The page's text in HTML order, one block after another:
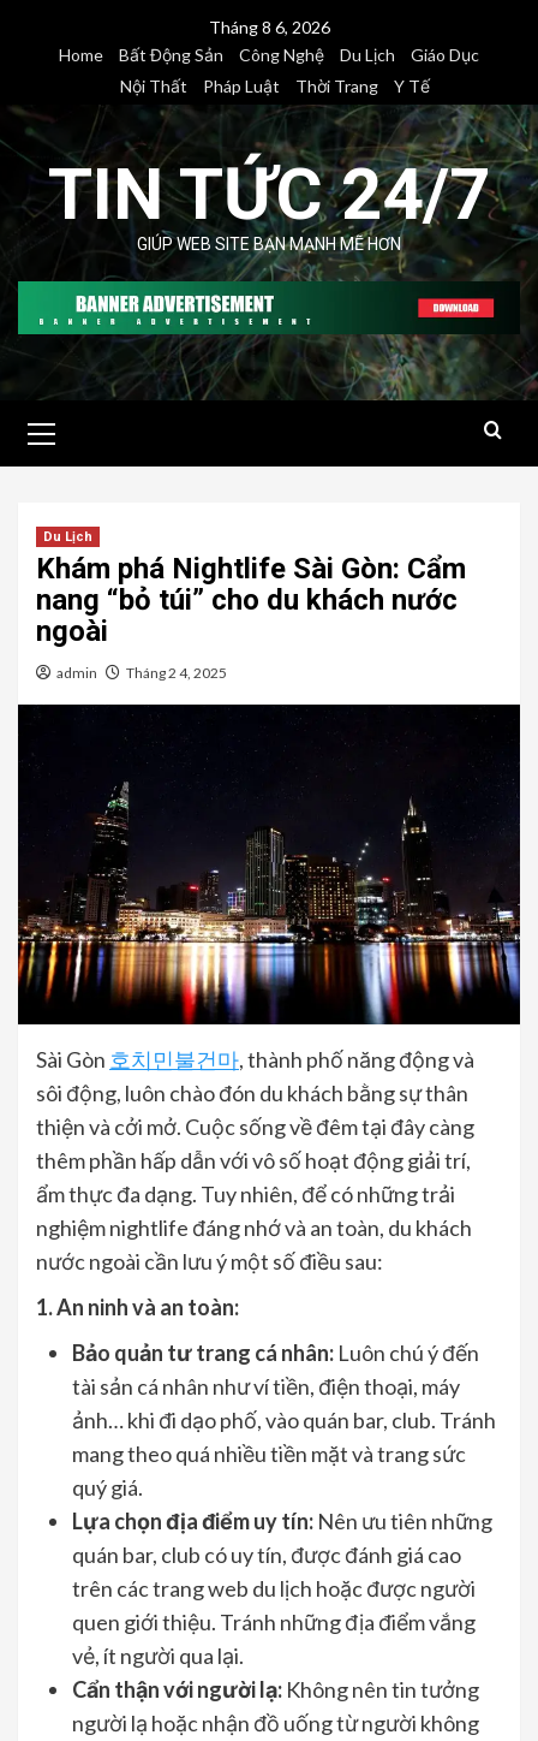
Tháng 8 6, 2026
Home
Bất Động Sản Công Nghệ Du Lịch
Giáo Dục
Nội Thất
Pháp Luật Thời Trang Y Tế
TIN TỨC 24/7
GIÚP WEB SITE BẠN MẠNH MẼ HƠN
Menu
Du Lịch
Khám phá Nightlife Sài Gòn: Cẩm
nang “bỏ túi” cho du khách nước
ngoài
admin Tháng 2 4, 2025
Sài Gòn 호치민불건마, thành phố năng động và
sôi động, luôn chào đón du khách bằng sự thân
thiện và cởi mở. Cuộc sống về đêm tại đây càng
thêm phần hấp dẫn với vô số hoạt động giải trí,
ẩm thực đa dạng. Tuy nhiên, để có những trải
nghiệm nightlife đáng nhớ và an toàn, du khách
nước ngoài cần lưu ý một số điều sau:
1. An ninh và an toàn:
Bảo quản tư trang cá nhân: Luôn chú ý đến
tài sản cá nhân như ví tiền, điện thoại, máy
ảnh… khi đi dạo phố, vào quán bar, club. Tránh
mang theo quá nhiều tiền mặt và trang sức
quý giá.
Lựa chọn địa điểm uy tín: Nên ưu tiên những
quán bar, club có uy tín, được đánh giá cao
trên các trang web du lịch hoặc được người
quen giới thiệu. Tránh những địa điểm vắng
vẻ, ít người qua lại.
Cẩn thận với người lạ: Không nên tin tưởng
người lạ hoặc nhận đồ uống từ người không